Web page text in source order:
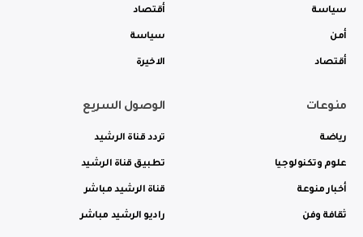
سياسة
أمن
أقتصاد
أقتصاد
سياسة
الاخيرة
منوعات
رياضة
علوم وتكنولوجيا
أخبار منوعة
ثقافة وفن
الوصول السريع
تردد قناة الرشيد
تطبيق قناة الرشيد
قناة الرشيد مباشر
راديو الرشيد مباشر